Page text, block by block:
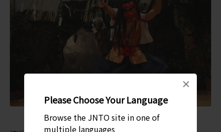
Please Choose Your Language
Browse the JNTO site in one of
multiple languages
×